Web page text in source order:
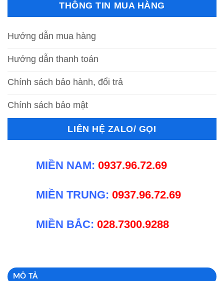
THÔNG TIN MUA HÀNG
Hướng dẫn mua hàng
Hướng dẫn thanh toán
Chính sách bảo hành, đổi trả
Chính sách bảo mật
LIÊN HỆ ZALO/ GỌI
MIỀN NAM: 0937.96.72.69
MIỀN TRUNG: 0937.96.72.69
MIỀN BẮC: 028.7300.9288
MÔ TẢ